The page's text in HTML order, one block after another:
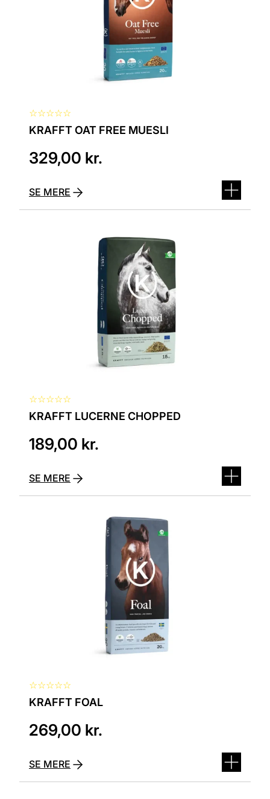
☆☆☆☆☆
KRAFFT OAT FREE MUESLI
329,00 kr.
SE MERE
☆☆☆☆☆
KRAFFT LUCERNE CHOPPED
189,00 kr.
SE MERE
☆☆☆☆☆
KRAFFT FOAL
269,00 kr.
SE MERE